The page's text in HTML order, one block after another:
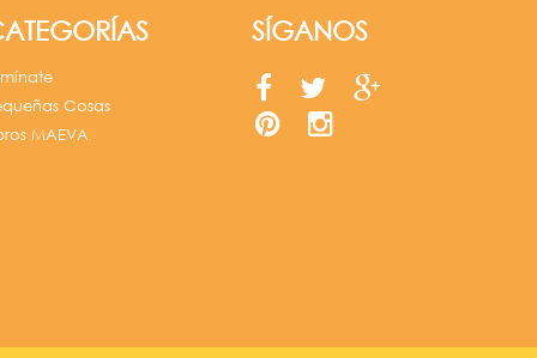
Cosas
MAEVA
SÍGANOS